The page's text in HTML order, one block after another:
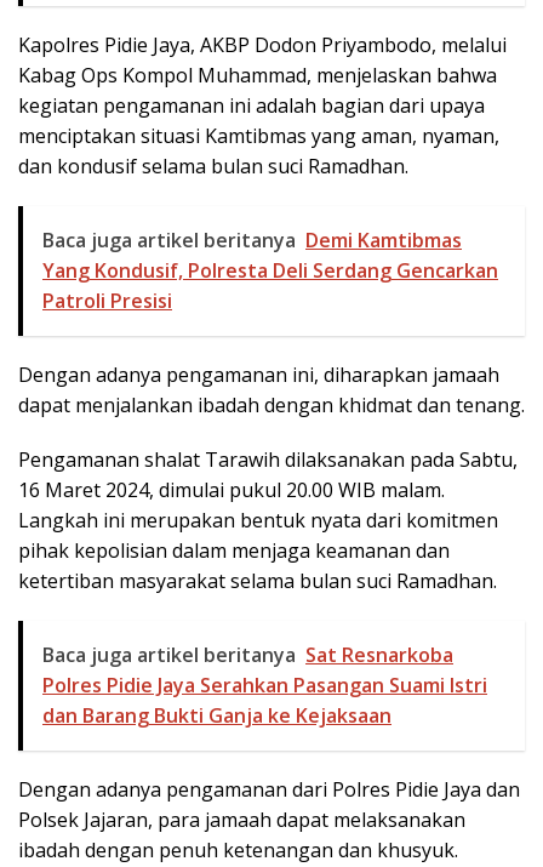
Kapolres Pidie Jaya, AKBP Dodon Priyambodo, melalui
Kabag Ops Kompol Muhammad, menjelaskan bahwa
kegiatan pengamanan ini adalah bagian dari upaya
menciptakan situasi Kamtibmas yang aman, nyaman,
dan kondusif selama bulan suci Ramadhan.
Baca juga artikel beritanya Demi Kamtibmas
Yang Kondusif, Polresta Deli Serdang Gencarkan
Patroli Presisi
Dengan adanya pengamanan ini, diharapkan jamaah
dapat menjalankan ibadah dengan khidmat dan tenang.
Pengamanan shalat Tarawih dilaksanakan pada Sabtu,
16 Maret 2024, dimulai pukul 20.00 WIB malam.
Langkah ini merupakan bentuk nyata dari komitmen
pihak kepolisian dalam menjaga keamanan dan
ketertiban masyarakat selama bulan suci Ramadhan.
Baca juga artikel beritanya Sat Resnarkoba
Polres Pidie Jaya Serahkan Pasangan Suami Istri
dan Barang Bukti Ganja ke Kejaksaan
Dengan adanya pengamanan dari Polres Pidie Jaya dan
Polsek Jajaran, para jamaah dapat melaksanakan
ibadah dengan penuh ketenangan dan khusyuk.